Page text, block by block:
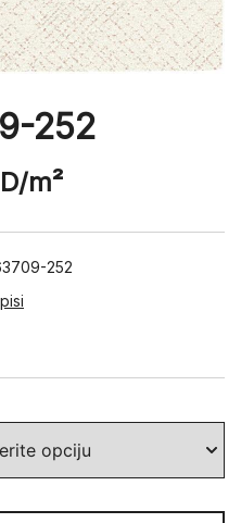
252
/m²
252